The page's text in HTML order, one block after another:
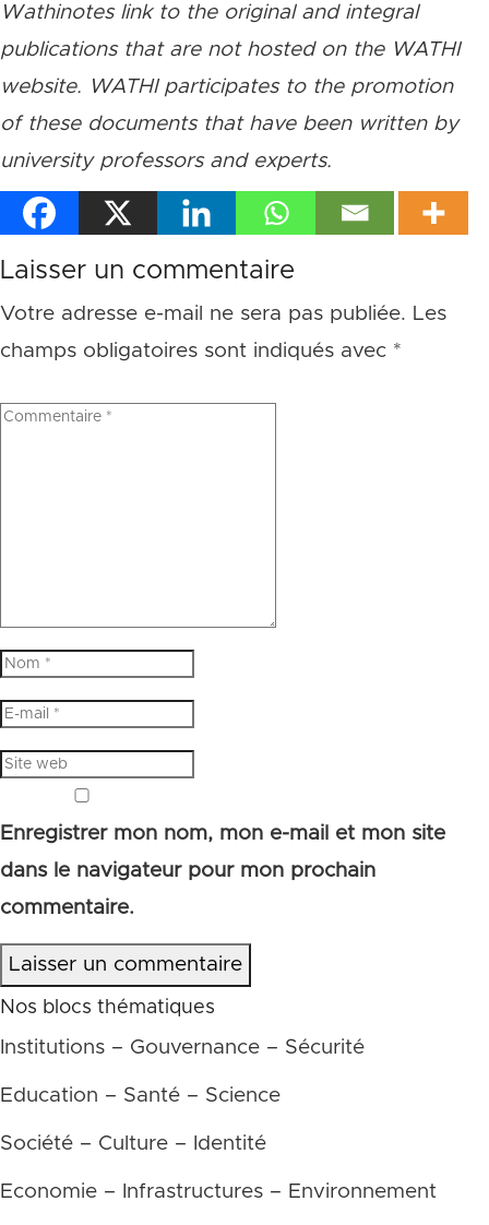
Wathinotes link to the original and integral
publications that are not hosted on the WATHI
website. WATHI participates to the promotion
of these documents that have been written by
university professors and experts.
Laisser un commentaire
Votre adresse e-mail ne sera pas publiée. Les
champs obligatoires sont indiqués avec *
Enregistrer mon nom, mon e-mail et mon site
dans le navigateur pour mon prochain
commentaire.
Laisser un commentaire
Nos blocs thématiques
Institutions – Gouvernance – Sécurité
Education – Santé – Science
Société – Culture – Identité
Economie – Infrastructures – Environnement